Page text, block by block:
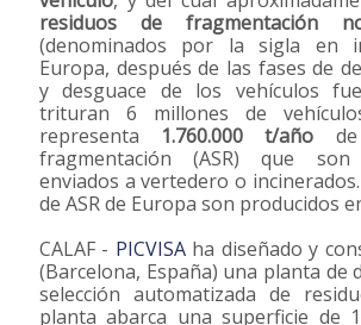
residuos de fragmentación
(denominados por la sigla en
Europa, después de las fases de
y desguace de los vehículos
trituran 6 millones de
representa 1.760.000 t/año de
fragmentación (ASR) que son
enviados a vertedero o
de ASR de Europa son producidos
CALAF - PICVISAha diseñado y
(Barcelona, España) una planta de
selección automatizada de
planta abarca una superficie de